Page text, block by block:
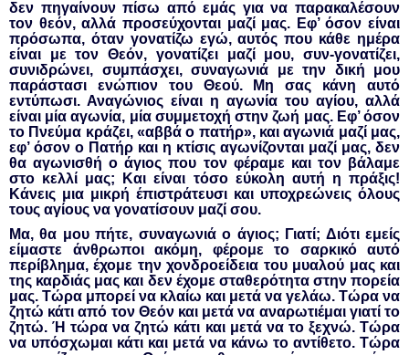
δεν πηγαίνουν πίσω από εμάς για να παρακαλέσουν
τον θεόν, αλλά προσεύχονται μαζί μας. Εφ’ όσον είναι
πρόσωπα, όταν γονατίζω εγώ, αυτός που κάθε ημέρα
είναι με τον Θεόν, γονατίζει μαζί μου, συν-γονατίζει,
συνιδρώνει, συμπάσχει, συναγωνιά με την δική μου
παράστασι ενώπιον του Θεού. Μη σας κάνη αυτό
εντύπωσι. Αναγώνιος είναι η αγωνία του αγίου, αλλά
είναι μία αγωνία, μία συμμετοχή στην ζωή μας. Εφ’ όσον
το Πνεύμα κράζει, «αββά ο πατήρ», και αγωνιά μαζί μας,
εφ’ όσον ο Πατήρ και η κτίσις αγωνίζονται μαζί μας, δεν
θα αγωνισθή ο άγιος που τον φέραμε και τον βάλαμε
στο κελλί μας; Και είναι τόσο εύκολη αυτή η πράξις!
Κάνεις μια μικρή έπιστράτευσι και υποχρεώνεις όλους
τους αγίους να γονατίσουν μαζί σου.
Μα, θα μου πήτε, συναγωνιά ο άγιος; Γιατί; Διότι εμείς
είμαστε άνθρωποι ακόμη, φέρομε το σαρκικό αυτό
περίβλημα, έχομε την χονδροείδεια του μυαλού μας και
της καρδιάς μας και δεν έχομε σταθερότητα στην πορεία
μας. Τώρα μπορεί να κλαίω και μετά να γελάω. Τώρα να
ζητώ κάτι από τον Θεόν και μετά να αναρωτιέμαι γιατί το
ζητώ. Ή τώρα να ζητώ κάτι και μετά να το ξεχνώ. Τώρα
να υπόσχωμαι κάτι και μετά να κάνω το αντίθετο. Τώρα